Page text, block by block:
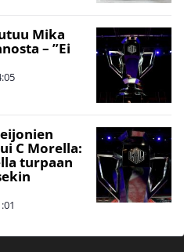
Mika
– ”Ei
C Morella:
turpaan